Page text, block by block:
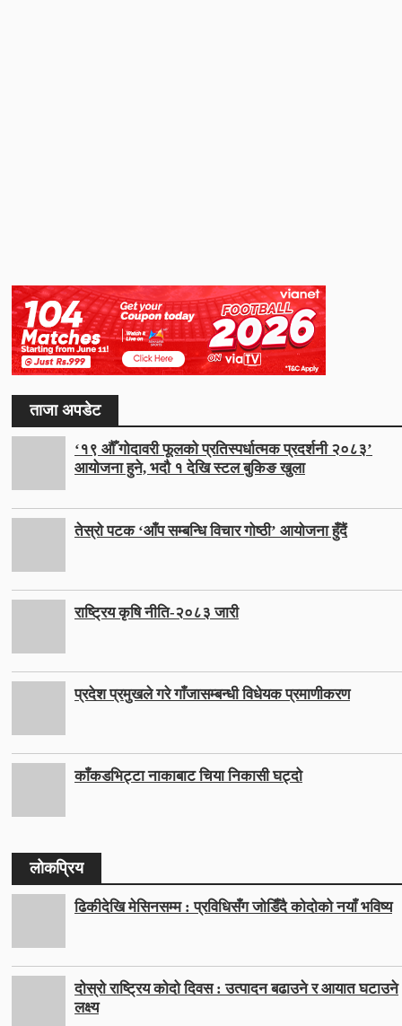
ताजा अपडेट
‘१९ औँ गोदावरी फूलको प्रतिस्पर्धात्मक प्रदर्शनी २०८३’
आयोजना हुने, भदौ १ देखि स्टल बुकिङ खुला
तेस्रो पटक ‘आँप सम्बन्धि विचार गोष्ठी’ आयोजना हुँदैं
राष्ट्रिय कृषि नीति-२०८३ जारी
प्रदेश प्रमुखले गरे गाँजासम्बन्धी विधेयक प्रमाणीकरण
काँकडभिट्टा नाकाबाट चिया निकासी घट्दो
लोकप्रिय
ढिकीदेखि मेसिनसम्म : प्रविधिसँग जोडिँदै कोदोको नयाँ भविष्य
दोस्रो राष्ट्रिय कोदो दिवस : उत्पादन बढाउने र आयात घटाउने
लक्ष्य